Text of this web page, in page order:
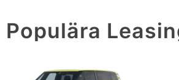
Populära